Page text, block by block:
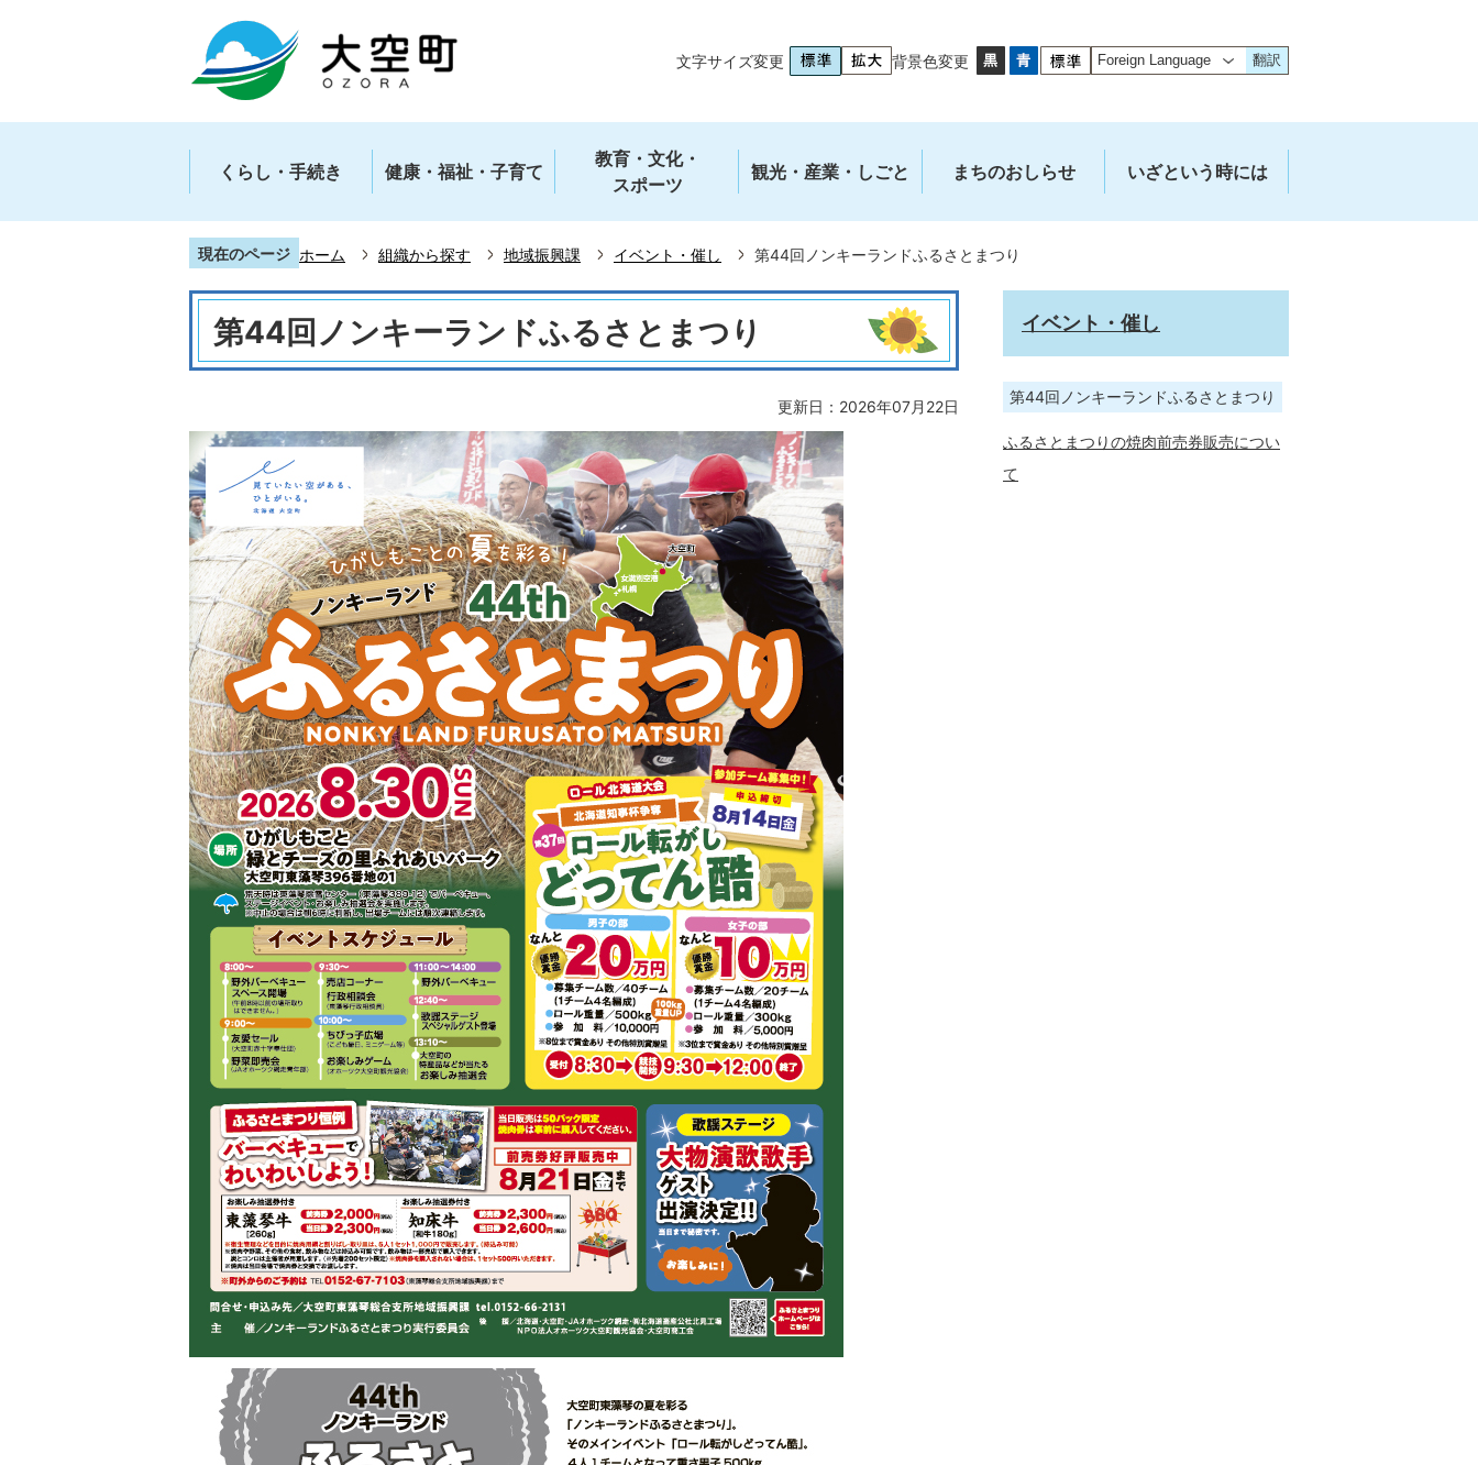
文字サイズ変更 背景色変更 翻訳
くらし・手続き 健康・福祉・子育て
教育・文化・
スポーツ
観光・産業・しごと まちのおしらせ いざという時には
現在のページ ホーム 組織から探す 地域振興課 イベント・催し 第44回ノンキーランドふるさとまつり
第44回ノンキーランドふるさとまつり
更新日：2026年07月22日
イベント・催し
第44回ノンキーランドふるさとまつり
ふるさとまつりの焼肉前売券販売につい
て